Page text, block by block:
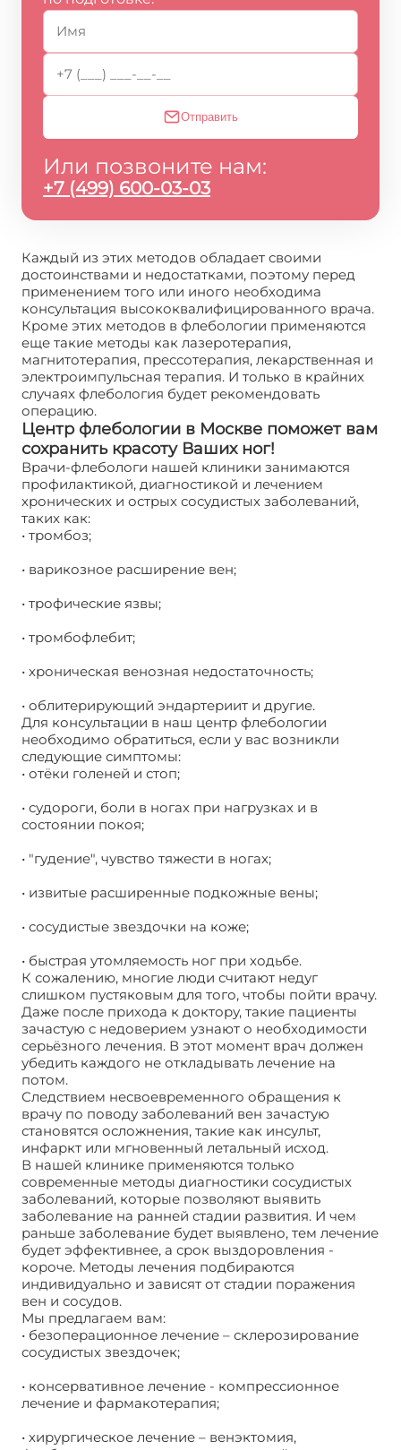
Отправить
Или позвоните нам:
+7 (499) 600-03-03
Каждый из этих методов обладает своими
достоинствами и недостатками, поэтому перед
применением того или иного необходима
консультация высококвалифицированного врача.
Кроме этих методов в флебологии применяются
еще такие методы как лазеротерапия,
магнитотерапия, прессотерапия, лекарственная и
электроимпульсная терапия. И только в крайних
случаях флебология будет рекомендовать
операцию.
Центр флебологии в Москве поможет вам
сохранить красоту Ваших ног!
Врачи-флебологи нашей клиники занимаются
профилактикой, диагностикой и лечением
хронических и острых сосудистых заболеваний,
таких как:
• тромбоз;
• варикозное расширение вен;
• трофические язвы;
• тромбофлебит;
• хроническая венозная недостаточность;
• облитерирующий эндартериит и другие.
Для консультации в наш центр флебологии
необходимо обратиться, если у вас возникли
следующие симптомы:
• отёки голеней и стоп;
• судороги, боли в ногах при нагрузках и в
состоянии покоя;
• "гудение", чувство тяжести в ногах;
• извитые расширенные подкожные вены;
• сосудистые звездочки на коже;
• быстрая утомляемость ног при ходьбе.
К сожалению, многие люди считают недуг
слишком пустяковым для того, чтобы пойти врачу.
Даже после прихода к доктору, такие пациенты
зачастую с недоверием узнают о необходимости
серьёзного лечения. В этот момент врач должен
убедить каждого не откладывать лечение на
потом.
Следствием несвоевременного обращения к
врачу по поводу заболеваний вен зачастую
становятся осложнения, такие как инсульт,
инфаркт или мгновенный летальный исход.
В нашей клинике применяются только
современные методы диагностики сосудистых
заболеваний, которые позволяют выявить
заболевание на ранней стадии развития. И чем
раньше заболевание будет выявлено, тем лечение
будет эффективнее, а срок выздоровления -
короче. Методы лечения подбираются
индивидуально и зависят от стадии поражения
вен и сосудов.
Мы предлагаем вам:
• безоперационное лечение – склерозирование
сосудистых звездочек;
• консервативное лечение - компрессионное
лечение и фармакотерапия;
• хирургическое лечение – венэктомия,